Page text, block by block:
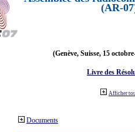
(AR-
(Genève, Suisse, 15
Livre des
Afficher
Documents